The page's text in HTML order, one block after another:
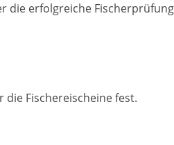
die erfolgreiche Fischerprüfung
Fischereischeine fest.